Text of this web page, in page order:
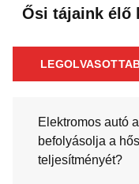
Ősi tájaink élő
Elektromos autó
befolyásolja a
teljesítményét?